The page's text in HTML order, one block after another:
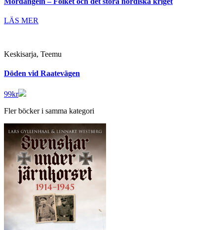
LÄS MER
Keskisarja, Teemu
Döden vid Raatevägen
99kr
Fler böcker i samma kategori